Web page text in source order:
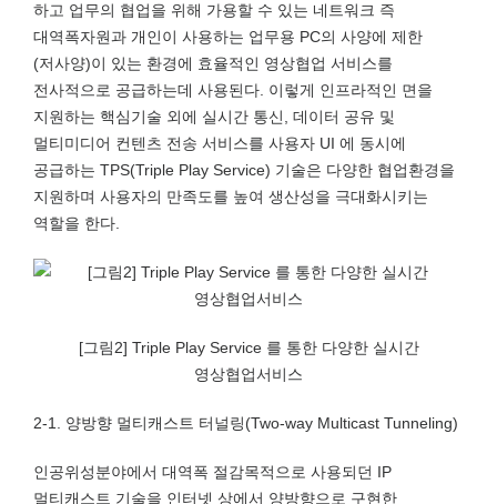
하고 업무의 협업을 위해 가용할 수 있는 네트워크 즉
대역폭자원과 개인이 사용하는 업무용 PC의 사양에 제한
(저사양)이 있는 환경에 효율적인 영상협업 서비스를
전사적으로 공급하는데 사용된다. 이렇게 인프라적인 면을
지원하는 핵심기술 외에 실시간 통신, 데이터 공유 및
멀티미디어 컨텐츠 전송 서비스를 사용자 UI 에 동시에
공급하는 TPS(Triple Play Service) 기술은 다양한 협업환경을
지원하며 사용자의 만족도를 높여 생산성을 극대화시키는
역할을 한다.
[그림2] Triple Play Service 를 통한 다양한 실시간
영상협업서비스
2-1. 양방향 멀티캐스트 터널링(Two-way Multicast Tunneling)
인공위성분야에서 대역폭 절감목적으로 사용되던 IP
멀티캐스트 기술을 인터넷 상에서 양방향으로 구현한